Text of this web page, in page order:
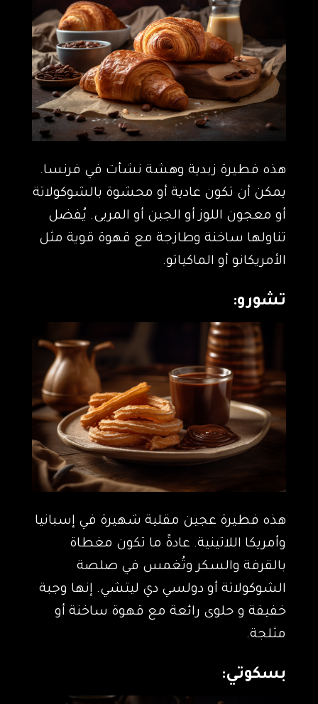
هذه فطيرة زبدية وهشة نشأت في فرنسا.
يمكن أن تكون عادية أو محشوة بالشوكولاتة
أو معجون اللوز أو الجبن أو المربى. يُفضل
تناولها ساخنة وطازجة مع قهوة قوية مثل
الأمريكانو أو الماكياتو.
تشورو:
هذه فطيرة عجين مقلية شهيرة في إسبانيا
وأمريكا اللاتينية. عادةً ما تكون مغطاة
بالقرفة والسكر وتُغمس في صلصة
الشوكولاتة أو دولسي دي ليتشي. إنها وجبة
خفيفة و حلوى رائعة مع قهوة ساخنة أو
مثلجة.
بسكوتي: